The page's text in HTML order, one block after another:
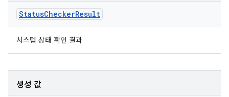
StatusCheckerResult
시스템 상태 확인 결과
생성 값